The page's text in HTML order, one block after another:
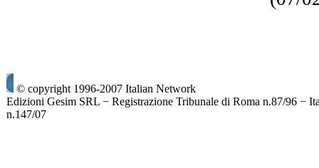
© copyright 1996-2007 Italian Network
Edizioni Gesim SRL − Registrazione Tribunale di Roma n.87/96 −
n.147/07